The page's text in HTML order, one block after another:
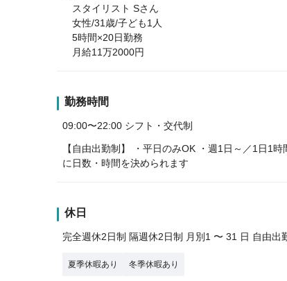
スタイリスト Sさん
女性/31歳/子ども1人
5時間×20日勤務
月給11万2000円
勤務時間
09:00〜22:00 シフト・交代制
【自由出勤制】 ・平日のみOK ・週1日～／1日1
に日数・時間を決められます
休日
完全週休2日制 隔週休2日制 月別1 〜 31 日 自由出
夏季休暇あり 冬季休暇あり